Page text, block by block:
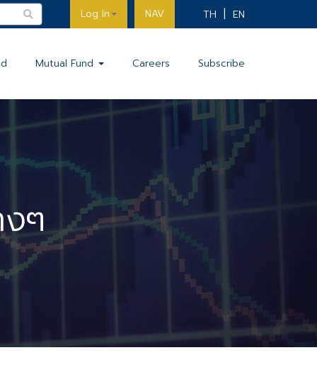
Log In NAV TH EN
Mutual Fund Careers Subscribe
ๆ